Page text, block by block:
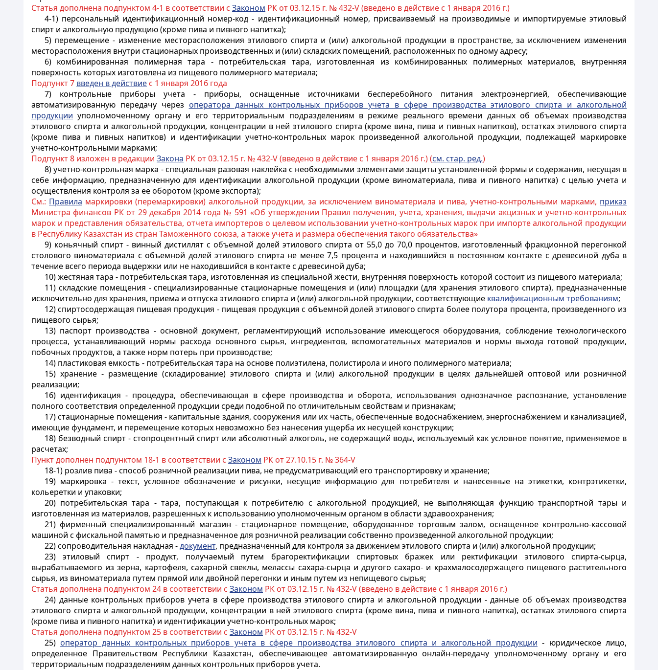
Статья дополнена подпунктом 4-1 в соответствии с Законом РК от 03.12.15 г. № 432-V (введено в действие с 1 января 2016 г.)
4-1) персональный идентификационный номер-код - идентификационный номер, присваиваемый на производимые и импортируемые этиловый
спирт и алкогольную продукцию (кроме пива и пивного напитка);
5) перемещение - изменение месторасположения этилового спирта и (или) алкогольной продукции в пространстве, за исключением изменения
месторасположения внутри стационарных производственных и (или) складских помещений, расположенных по одному адресу;
6) комбинированная полимерная тара - потребительская тара, изготовленная из комбинированных полимерных материалов, внутренняя
поверхность которых изготовлена из пищевого полимерного материала;
Подпункт 7 введен в действие с 1 января 2016 года
7) контрольные приборы учета - приборы, оснащенные источниками бесперебойного питания электроэнергией, обеспечивающие
автоматизированную передачу через оператора данных контрольных приборов учета в сфере производства этилового спирта и алкогольной
продукции уполномоченному органу и его территориальным подразделениям в режиме реального времени данных об объемах производства
этилового спирта и алкогольной продукции, концентрации в ней этилового спирта (кроме вина, пива и пивных напитков), остатках этилового спирта
(кроме пива и пивных напитков) и идентификации учетно-контрольных марок произведенной алкогольной продукции, подлежащей маркировке
учетно-контрольными марками;
Подпункт 8 изложен в редакции Закона РК от 03.12.15 г. № 432-V (введено в действие с 1 января 2016 г.) (см. стар. ред.)
8) учетно-контрольная марка - специальная разовая наклейка с необходимыми элементами защиты установленной формы и содержания, несущая в
себе информацию, предназначенную для идентификации алкогольной продукции (кроме виноматериала, пива и пивного напитка) с целью учета и
осуществления контроля за ее оборотом (кроме экспорта);
См.: Правила маркировки (перемаркировки) алкогольной продукции, за исключением виноматериала и пива, учетно-контрольными марками, приказ
Министра финансов РК от 29 декабря 2014 года № 591 «Об утверждении Правил получения, учета, хранения, выдачи акцизных и учетно-контрольных
марок и представления обязательства, отчета импортеров о целевом использовании учетно-контрольных марок при импорте алкогольной продукции
в Республику Казахстан из стран Таможенного союза, а также учета и размера обеспечения такого обязательства»
9) коньячный спирт - винный дистиллят с объемной долей этилового спирта от 55,0 до 70,0 процентов, изготовленный фракционной перегонкой
столового виноматериала с объемной долей этилового спирта не менее 7,5 процента и находившийся в постоянном контакте с древесиной дуба в
течение всего периода выдержки или не находившийся в контакте с древесиной дуба;
10) жестяная тара - потребительская тара, изготовленная из специальной жести, внутренняя поверхность которой состоит из пищевого материала;
11) складские помещения - специализированные стационарные помещения и (или) площадки (для хранения этилового спирта), предназначенные
исключительно для хранения, приема и отпуска этилового спирта и (или) алкогольной продукции, соответствующие квалификационным требованиям;
12) спиртосодержащая пищевая продукция - пищевая продукция с объемной долей этилового спирта более полутора процента, произведенного из
пищевого сырья;
13) паспорт производства - основной документ, регламентирующий использование имеющегося оборудования, соблюдение технологического
процесса, устанавливающий нормы расхода основного сырья, ингредиентов, вспомогательных материалов и нормы выхода готовой продукции,
побочных продуктов, а также норм потерь при производстве;
14) пластиковая емкость - потребительская тара на основе полиэтилена, полистирола и иного полимерного материала;
15) хранение - размещение (складирование) этилового спирта и (или) алкогольной продукции в целях дальнейшей оптовой или розничной
реализации;
16) идентификация - процедура, обеспечивающая в сфере производства и оборота, использования однозначное распознание, установление
полного соответствия определенной продукции среди подобной по отличительным свойствам и признакам;
17) стационарные помещения - капитальные здания, сооружения или их часть, обеспеченные водоснабжением, энергоснабжением и канализацией,
имеющие фундамент, и перемещение которых невозможно без нанесения ущерба их несущей конструкции;
18) безводный спирт - стопроцентный спирт или абсолютный алкоголь, не содержащий воды, используемый как условное понятие, применяемое в
расчетах;
Пункт дополнен подпунктом 18-1 в соответствии с Законом РК от 27.10.15 г. № 364-V
18-1) розлив пива - способ розничной реализации пива, не предусматривающий его транспортировку и хранение;
19) маркировка - текст, условное обозначение и рисунки, несущие информацию для потребителя и нанесенные на этикетки, контрэтикетки,
кольеретки и упаковки;
20) потребительская тара - тара, поступающая к потребителю с алкогольной продукцией, не выполняющая функцию транспортной тары и
изготовленная из материалов, разрешенных к использованию уполномоченным органом в области здравоохранения;
21) фирменный специализированный магазин - стационарное помещение, оборудованное торговым залом, оснащенное контрольно-кассовой
машиной с фискальной памятью и предназначенное для розничной реализации собственно произведенной алкогольной продукции;
22) сопроводительная накладная -документ, предназначенный для контроля за движением этилового спирта и (или) алкогольной продукции;
23) этиловый спирт - продукт, получаемый путем брагоректификации спиртовых бражек или ректификации этилового спирта-сырца,
вырабатываемого из зерна, картофеля, сахарной свеклы, мелассы сахара-сырца и другого сахаро- и крахмалосодержащего пищевого растительного
сырья, из виноматериала путем прямой или двойной перегонки и иным путем из непищевого сырья;
Статья дополнена подпунктом 24 в соответствии с Законом РК от 03.12.15 г. № 432-V (введено в действие с 1 января 2016 г.)
24) данные контрольных приборов учета в сфере производства этилового спирта и алкогольной продукции - данные об объемах производства
этилового спирта и алкогольной продукции, концентрации в ней этилового спирта (кроме вина, пива и пивного напитка), остатках этилового спирта
(кроме пива и пивного напитка) и идентификации учетно-контрольных марок;
Статья дополнена подпунктом 25 в соответствии с Законом РК от 03.12.15 г. № 432-V
25) оператор данных контрольных приборов учета в сфере производства этилового спирта и алкогольной продукции - юридическое лицо,
определенное Правительством Республики Казахстан, обеспечивающее автоматизированную онлайн-передачу уполномоченному органу и его
территориальным подразделениям данных контрольных приборов учета.